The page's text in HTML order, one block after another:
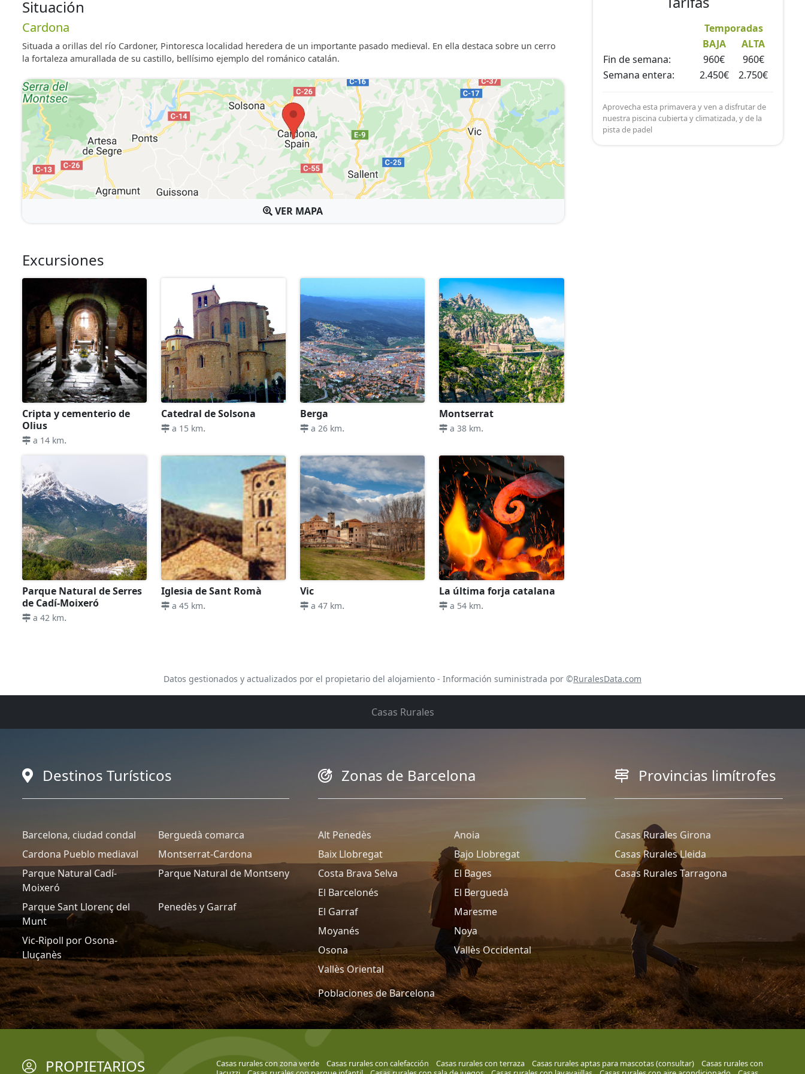
con satélite en cada habitación, secador de pelo, ropa de cama y toallas.
En el exterior hay el comedor de verano, debajo del porche, el jardín, la piscina cubierta y climatizada en invierno y
descubierta en verano y la barbacoa.
Situación
Cardona
Situada a orillas del río Cardoner, Pintoresca localidad heredera de un importante pasado medieval. En ella destaca sobre un cerro
la fortaleza amurallada de su castillo, bellísimo ejemplo del románico catalán.
VER MAPA
Excursiones
Cripta y cementerio de
Olius
a 14 km.
Catedral de Solsona
a 15 km.
Berga
a 26 km.
Montserrat
a 38 km.
Parque Natural de Serres
de Cadí-Moixeró
a 42 km.
Iglesia de Sant Romà
a 45 km.
Vic
a 47 km.
La última forja catalana
a 54 km.
Temporadas
BAJA
ALTA
Fin de semana:
960€
960€
Semana entera:
2.450€ 2.750€
Aprovecha esta primavera y ven a disfrutar de
nuestra piscina cubierta y climatizada, y de la
pista de padel
Datos gestionados y actualizados por el propietario del alojamiento - Información suministrada por ©RuralesData.com
Casas Rurales
Destinos Turísticos
Barcelona, ciudad condal
Berguedà comarca
Cardona Pueblo mediaval
Montserrat-Cardona
Parque Natural Cadí-
Moixeró
Parque Natural de Montseny
Parque Sant Llorenç del
Munt
Penedès y Garraf
Vic-Ripoll por Osona-
Lluçanès
Zonas de Barcelona
Alt Penedès
Anoia
Baix Llobregat
Bajo Llobregat
Costa Brava Selva
El Bages
El Barcelonés
El Berguedà
El Garraf
Maresme
Moyanés
Noya
Osona
Vallès Occidental
Vallès Oriental
Poblaciones de Barcelona
Provincias limítrofes
Casas Rurales Girona
Casas Rurales Lleida
Casas Rurales Tarragona
PROPIETARIOS Casas rurales con zona verde Casas rurales con calefacción Casas rurales con terraza Casas rurales aptas para mascotas (consultar)
Casas rurales con